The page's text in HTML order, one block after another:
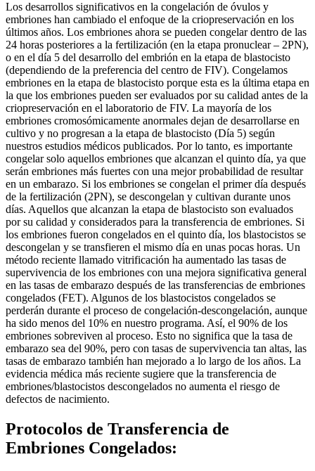
Los desarrollos significativos en la congelación de óvulos y
embriones han cambiado el enfoque de la criopreservación en los
últimos años. Los embriones ahora se pueden congelar dentro de las
24 horas posteriores a la fertilización (en la etapa pronuclear – 2PN),
o en el día 5 del desarrollo del embrión en la etapa de blastocisto
(dependiendo de la preferencia del centro de FIV). Congelamos
embriones en la etapa de blastocisto porque esta es la última etapa en
la que los embriones pueden ser evaluados por su calidad antes de la
criopreservación en el laboratorio de FIV. La mayoría de los
embriones cromosómicamente anormales dejan de desarrollarse en
cultivo y no progresan a la etapa de blastocisto (Día 5) según
nuestros estudios médicos publicados. Por lo tanto, es importante
congelar solo aquellos embriones que alcanzan el quinto día, ya que
serán embriones más fuertes con una mejor probabilidad de resultar
en un embarazo. Si los embriones se congelan el primer día después
de la fertilización (2PN), se descongelan y cultivan durante unos
días. Aquellos que alcanzan la etapa de blastocisto son evaluados
por su calidad y considerados para la transferencia de embriones. Si
los embriones fueron congelados en el quinto día, los blastocistos se
descongelan y se transfieren el mismo día en unas pocas horas. Un
método reciente llamado vitrificación ha aumentado las tasas de
supervivencia de los embriones con una mejora significativa general
en las tasas de embarazo después de las transferencias de embriones
congelados (FET). Algunos de los blastocistos congelados se
perderán durante el proceso de congelación-descongelación, aunque
ha sido menos del 10% en nuestro programa. Así, el 90% de los
embriones sobreviven al proceso. Esto no significa que la tasa de
embarazo sea del 90%, pero con tasas de supervivencia tan altas, las
tasas de embarazo también han mejorado a lo largo de los años. La
evidencia médica más reciente sugiere que la transferencia de
embriones/blastocistos descongelados no aumenta el riesgo de
defectos de nacimiento.
Protocolos de Transferencia de
Embriones Congelados: